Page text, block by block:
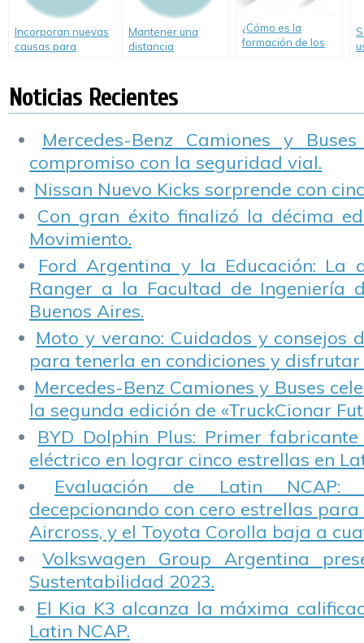
Incorporan nuevas
causas para
Mantener una
distancia
mejor manera de
evitar choques
¿Cómo es la
formación de los
Noticias Recientes
Mercedes-Benz Camiones y
compromiso con la seguridad vial.
Nissan Nuevo Kicks sorprende con
Con gran éxito finalizó la décima
Movimiento.
Ford Argentina y la Educación: La
Ranger a la Facultad de Ingeniería
Buenos Aires.
Moto y verano: Cuidados y consejos
para tenerla en condiciones y disfrutar
Mercedes-Benz Camiones y Buses
la segunda edición de «TruckCionar
BYD Dolphin Plus: Primer
eléctrico en lograr cinco estrellas en
Evaluación de Latin NCAP:
decepcionando con cero estrellas para
Aircross, y el Toyota Corolla baja a
Volkswagen Group Argentina
Sustentabilidad 2023.
El Kia K3 alcanza la máxima
Latin NCAP.